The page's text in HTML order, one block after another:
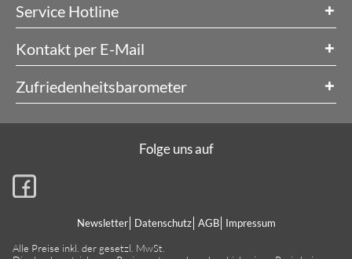
Service Hotline
Kontakt per E-Mail
Zufriedenheitsbarometer
Newsletter Datenschutz AGB Impressum
Alle Preise inkl. der gesetzl. MwSt.
Folge uns auf